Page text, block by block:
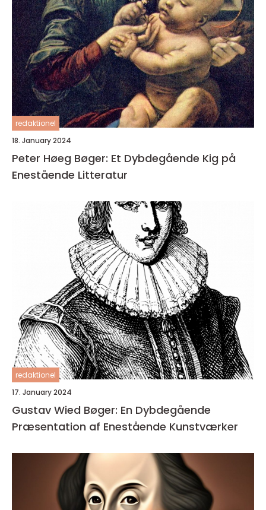
redaktionel
18. January 2024
Peter Høeg Bøger: Et Dybdegående Kig på
Enestående Litteratur
redaktionel
17. January 2024
Gustav Wied Bøger: En Dybdegående
Præsentation af Enestående Kunstværker